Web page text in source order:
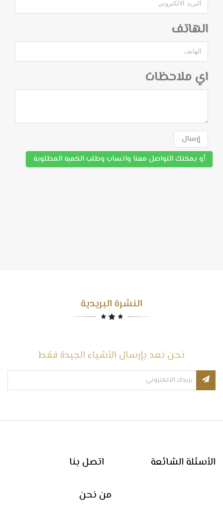
الهاتف
اي ملاحظات
إرسال
أو يمكنك التواصل معنا واتساب وطلب الكمية المطلوبة
النشرة البريدية
نحن نعد بإرسال الأشياء الجيدة فقط
اتصل بنا الأسئلة الشائعة
من نحن